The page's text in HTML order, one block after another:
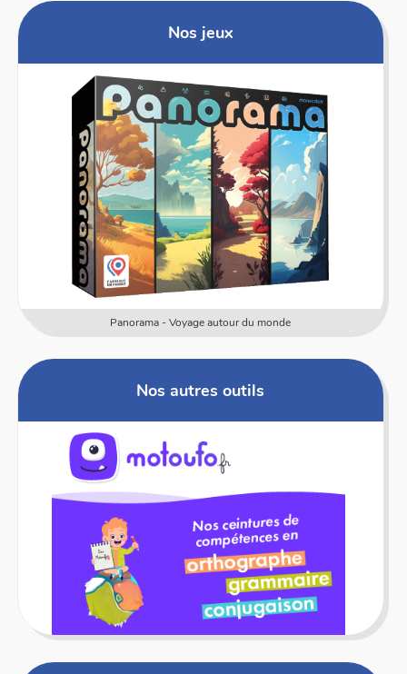
Nos jeux
Panorama - Voyage autour du monde
Nos autres outils